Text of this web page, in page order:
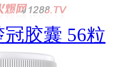
胶囊 56粒